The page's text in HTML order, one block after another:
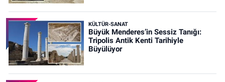
KÜLTÜR-SANAT
Büyük Menderes’in Sessiz Tanığı:
Tripolis Antik Kenti Tarihiyle
Büyülüyor